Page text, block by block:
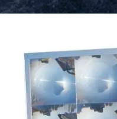
Для
стекла